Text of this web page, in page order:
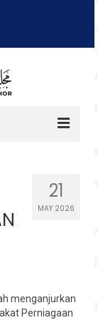
21
MAY 2026
menganjurkan
Perniagaan